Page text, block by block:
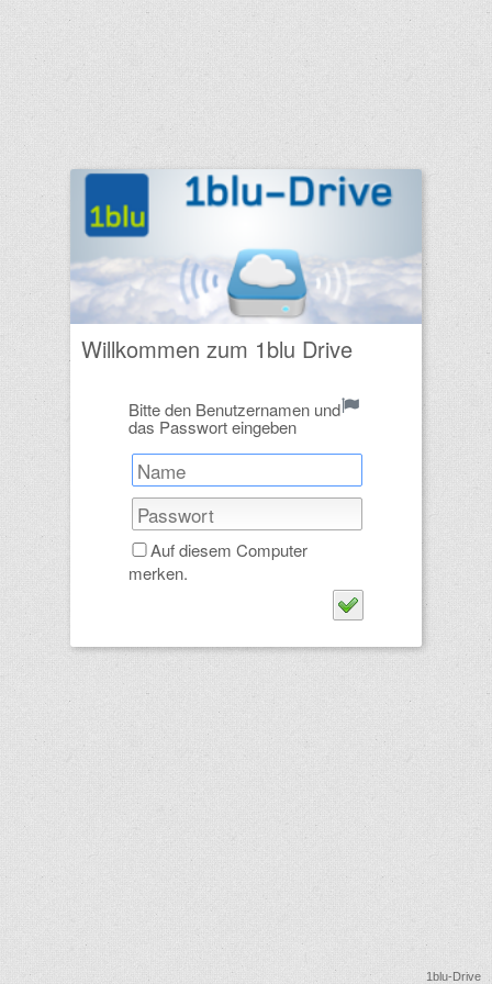
1blu-Drive
Willkommen zum 1blu Drive
Bitte den Benutzernamen und
das Passwort eingeben
Auf diesem Computer
merken.